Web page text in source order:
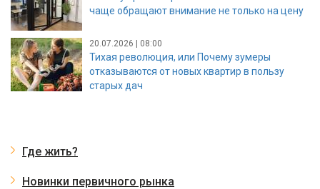
чаще обращают внимание не только на цену
20.07.2026 | 08:00
Тихая революция, или Почему зумеры
отказываются от новых квартир в пользу
старых дач
Где жить?
Новинки первичного рынка